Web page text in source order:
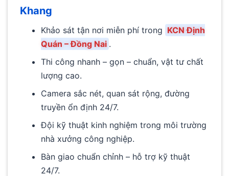
Khang
Khảo sát tận nơi miễn phí trong KCN Định
Quán – Đồng Nai .
Thi công nhanh – gọn – chuẩn, vật tư chất
lượng cao.
Camera sắc nét, quan sát rộng, đường
truyền ổn định 24/7.
Đội kỹ thuật kinh nghiệm trong môi trường
nhà xưởng công nghiệp.
Bàn giao chuẩn chỉnh – hỗ trợ kỹ thuật
24/7.